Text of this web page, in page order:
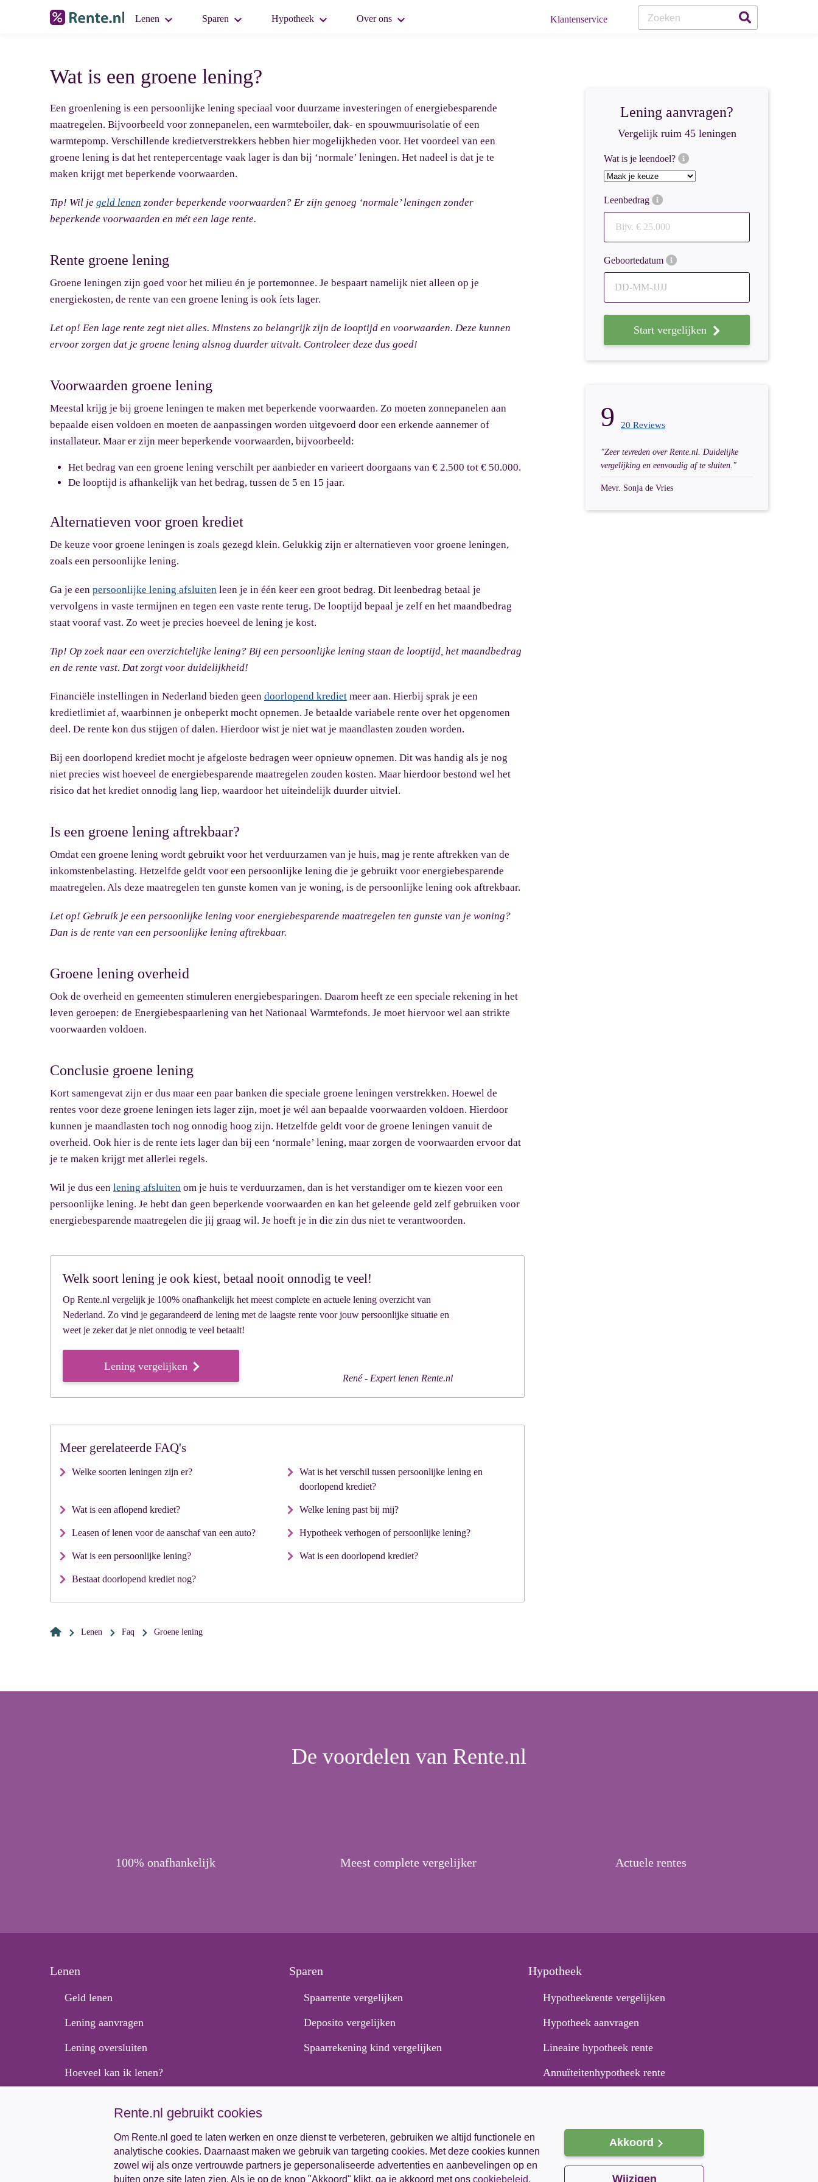
Lenen Sparen Hypotheek Over ons KlantenService
Wat is een groene lening?
Een groenlening is een persoonlijke lening speciaal voor duurzame investeringen of energiebesparende
maatregelen. Bijvoorbeeld voor zonnepanelen, een warmteboiler, dak- en spouwmuurisolatie of een
warmtepomp. Verschillende kredietverstrekkers hebben hier mogelijkheden voor. Het voordeel van een
groene lening is dat het rentepercentage vaak lager is dan bij ‘normale’ leningen. Het nadeel is dat je te
maken krijgt met beperkende voorwaarden.
Tip! Wil je geld lenen zonder beperkende voorwaarden? Er zijn genoeg ‘normale’ leningen zonder
beperkende voorwaarden en mét een lage rente.
Rente groene lening
Groene leningen zijn goed voor het milieu én je portemonnee. Je bespaart namelijk niet alleen op je
energiekosten, de rente van een groene lening is ook íets lager.
Let op! Een lage rente zegt niet alles. Minstens zo belangrijk zijn de looptijd en voorwaarden. Deze kunnen
ervoor zorgen dat je groene lening alsnog duurder uitvalt. Controleer deze dus goed!
Voorwaarden groene lening
Meestal krijg je bij groene leningen te maken met beperkende voorwaarden. Zo moeten zonnepanelen aan
bepaalde eisen voldoen en moeten de aanpassingen worden uitgevoerd door een erkende aannemer of
installateur. Maar er zijn meer beperkende voorwaarden, bijvoorbeeld:
Het bedrag van een groene lening verschilt per aanbieder en varieert doorgaans van € 2.500 tot € 50.000.
De looptijd is afhankelijk van het bedrag, tussen de 5 en 15 jaar.
Alternatieven voor groen krediet
De keuze voor groene leningen is zoals gezegd klein. Gelukkig zijn er alternatieven voor groene leningen,
zoals een persoonlijke lening.
Ga je een persoonlijke lening afsluiten leen je in één keer een groot bedrag. Dit leenbedrag betaal je
vervolgens in vaste termijnen en tegen een vaste rente terug. De looptijd bepaal je zelf en het maandbedrag
staat vooraf vast. Zo weet je precies hoeveel de lening je kost.
Tip! Op zoek naar een overzichtelijke lening? Bij een persoonlijke lening staan de looptijd, het maandbedrag
en de rente vast. Dat zorgt voor duidelijkheid!
Financiële instellingen in Nederland bieden geen doorlopend krediet meer aan. Hierbij sprak je een
kredietlimiet af, waarbinnen je onbeperkt mocht opnemen. Je betaalde variabele rente over het opgenomen
deel. De rente kon dus stijgen of dalen. Hierdoor wist je niet wat je maandlasten zouden worden.
Bij een doorlopend krediet mocht je afgeloste bedragen weer opnieuw opnemen. Dit was handig als je nog
niet precies wist hoeveel de energiebesparende maatregelen zouden kosten. Maar hierdoor bestond wel het
risico dat het krediet onnodig lang liep, waardoor het uiteindelijk duurder uitviel.
Is een groene lening aftrekbaar?
Omdat een groene lening wordt gebruikt voor het verduurzamen van je huis, mag je rente aftrekken van de
inkomstenbelasting. Hetzelfde geldt voor een persoonlijke lening die je gebruikt voor energiebesparende
maatregelen. Als deze maatregelen ten gunste komen van je woning, is de persoonlijke lening ook aftrekbaar.
Let op! Gebruik je een persoonlijke lening voor energiebesparende maatregelen ten gunste van je woning?
Dan is de rente van een persoonlijke lening aftrekbaar.
Groene lening overheid
Ook de overheid en gemeenten stimuleren energiebesparingen. Daarom heeft ze een speciale rekening in het
leven geroepen: de Energiebespaarlening van het Nationaal Warmtefonds. Je moet hiervoor wel aan strikte
voorwaarden voldoen.
Conclusie groene lening
Kort samengevat zijn er dus maar een paar banken die speciale groene leningen verstrekken. Hoewel de
rentes voor deze groene leningen iets lager zijn, moet je wél aan bepaalde voorwaarden voldoen. Hierdoor
kunnen je maandlasten toch nog onnodig hoog zijn. Hetzelfde geldt voor de groene leningen vanuit de
overheid. Ook hier is de rente iets lager dan bij een ‘normale’ lening, maar zorgen de voorwaarden ervoor dat
je te maken krijgt met allerlei regels.
Wil je dus een lening afsluiten om je huis te verduurzamen, dan is het verstandiger om te kiezen voor een
persoonlijke lening. Je hebt dan geen beperkende voorwaarden en kan het geleende geld zelf gebruiken voor
energiebesparende maatregelen die jij graag wil. Je hoeft je in die zin dus niet te verantwoorden.
Welk soort lening je ook kiest, betaal nooit onnodig te veel!
Op Rente.nl vergelijk je 100% onafhankelijk het meest complete en actuele lening overzicht van
Nederland. Zo vind je gegarandeerd de lening met de laagste rente voor jouw persoonlijke situatie en
weet je zeker dat je niet onnodig te veel betaalt!
Lening vergelijken
Meer gerelateerde FAQ's
Welke soorten leningen zijn er?
Wat is het verschil tussen persoonlijke lening en
doorlopend krediet?
Wat is een aflopend krediet? Welke lening past bij mij?
Leasen of lenen voor de aanschaf van een auto? Hypotheek verhogen of persoonlijke lening?
Wat is een persoonlijke lening? Wat is een doorlopend krediet?
Bestaat doorlopend krediet nog?
Lenen Faq groene lening
Lening aanvragen?
Vergelijk ruim 45 leningen
Wat is je leendoel?
Leenbedrag
Geboortedatum
DD-MM-JJJJ
Start vergelijken
9 20 Reviews
"Zeer tevreden over Rente.nl. Duidelijke
vergelijking en eenvoudig af te sluiten."
Mevr. Sonja de Vries
De voordelen van Rente.nl
100% onafhankelijk Meest complete vergelijker Actuele rentes
Lenen
Geld lenen
Lening aanvragen
Lening oversluiten
Hoeveel kan ik lenen?
Sparen
Spaarrente vergelijken
Deposito vergelijken
Spaarrekening kind vergelijken
Hypotheek
Hypotheekrente vergelijken
Hypotheek aanvragen
Lineaire hypotheek rente
Annuïteitenhypotheek rente
Rente.nl gebruikt cookies
Om Rente.nl goed te laten werken en onze dienst te verbeteren, gebruiken we altijd functionele en
analytische cookies. Daarnaast maken we gebruik van targeting cookies. Met deze cookies kunnen
zowel wij als onze vertrouwde partners je gepersonaliseerde advertenties en aanbevelingen op en
buiten onze site laten zien. Als je op de knop "Akkoord" klikt, ga je akkoord met ons cookiebeleid. Wijzigen
Akkoord